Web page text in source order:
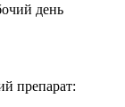
день
препарат: